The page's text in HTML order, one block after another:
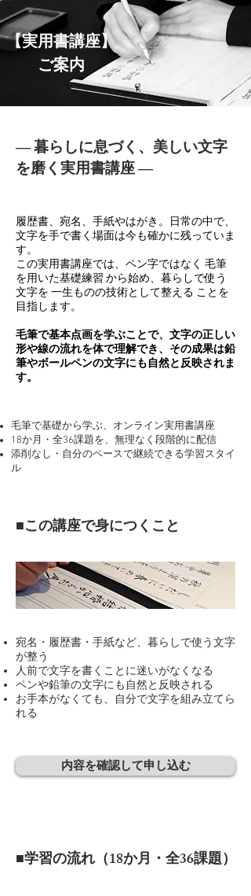
​【実用書講座】
ご案内
―暮らしに息づく、美しい文字
を磨く実用書講座―
履歴書、宛名、手紙やはがき。日常の中で、
文字を手で書く場面は今も確かに残っていま
す。
この実用書講座では、ペン字ではなく 毛筆
を用いた基礎練習 から始め、暮らしで使う
文字を 一生ものの技術として整える ことを
目指します。
毛筆で基本点画を学ぶことで、文字の正しい
形や線の流れを体で理解でき、その成果は鉛
筆やボールペンの文字にも自然と反映されま
す。
毛筆で基礎から学ぶ、オンライン実用書講座
18か月・全36課題を、無理なく段階的に配信
添削なし・自分のペースで継続できる学習スタイ
ル
■この講座で身につくこと
宛名・履歴書・手紙など、暮らしで使う文字
が整う
人前で文字を書くことに迷いがなくなる
ペンや鉛筆の文字にも自然と反映される
お手本がなくても、自分で文字を組み立てら
れる
内容を確認して申し込む
■学習の流れ（18か月・全36課題）